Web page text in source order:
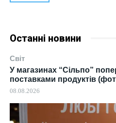
Останні новини
Світ
У магазинах “Сільпо”
поставками продуктів
08.08.2026